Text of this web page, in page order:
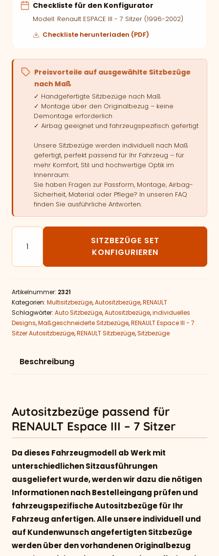
Checkliste für den Konfigurator
Modell: Renault ESPACE III - 7 Sitzer (1996-2002)
Checkliste herunterladen (PDF)
Preisvorteile auf ausgewählte Sitzbezüge
nach Maß
✓ Handgefertigte Sitzbezüge nach Maß
✓ Montage über den Originalbezug – keine
Demontage erforderlich
✓ Airbag geeignet und fahrzeugspezifisch gefertigt
Unsere Sitzbezüge werden individuell nach Maß
gefertigt, perfekt passend für Ihr Fahrzeug – für
mehr Komfort, Stil und hochwertige Optik im
Innenraum.
Sie haben Fragen zur Passform, Montage, Airbag-
Sicherheit, Material oder Pflege? In unseren FAQ
finden Sie ausführliche Antworten.
Autositzbezüge passend für RENAULT Espace III - 7
SITZBEZÜGE SET
KONFIGURIEREN
Artikelnummer: 2321
Kategorien: Multisitzbezüge,Autositzbezüge,RENAULT
Schlagwörter: Auto Sitzbezüge,Autositzbezüge,individuelles
Designs,Maßgeschneiderte Sitzbezüge,RENAULT Espace III - 7
Sitzer Autositzbezüge,RENAULT Sitzbezüge,Sitzbezüge
Beschreibung
Autositzbezüge passend für
RENAULT Espace III – 7 Sitzer
Da dieses Fahrzeugmodell ab Werk mit
unterschiedlichen Sitzausführungen
ausgeliefert wurde, werden wir dazu die nötigen
Informationen nach Bestelleingang prüfen und
fahrzeugspezifische Autositzbezüge für Ihr
Fahrzeug anfertigen. Alle unsere individuell und
auf Kundenwunsch angefertigten Sitzbezüge
werden über den vorhandenen Originalbezug